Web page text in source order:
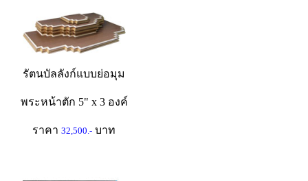
รัตนบัลลังก์แบบย่อมุม
พระหน้าตัก 5" x 3 องค์
ราคา32,500.- บาท